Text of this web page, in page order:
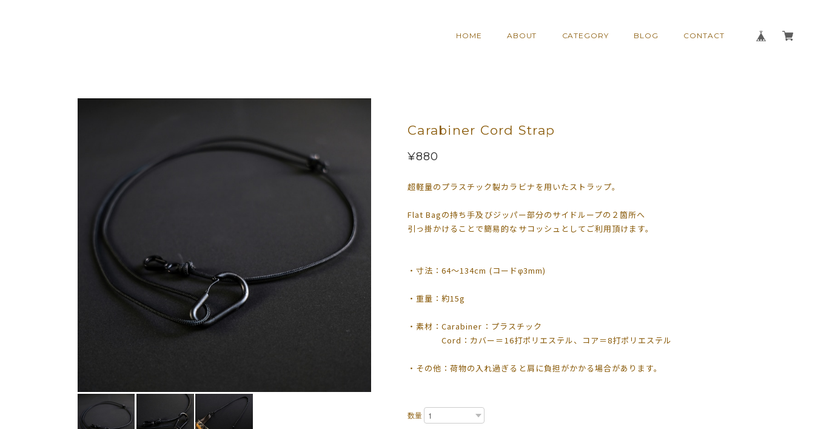
HOME ABOUT CATEGORY BLOG CONTACT
Carabiner Cord Strap
¥880
超軽量のプラスチック製カラビナを用いたストラップ。
Flat Bagの持ち手及びジッパー部分のサイドループの２箇所へ
引っ掛かけることで簡易的なサコッシュとしてご利用頂けます。
・寸法：64〜134cm (コードφ3mm)
・重量：約15g
・素材：Carabiner：プラスチック
Cord：カバー＝16打ポリエステル、コア＝8打ポリエステル
・その他：荷物の入れ過ぎると肩に負担がかかる場合があります。
数量